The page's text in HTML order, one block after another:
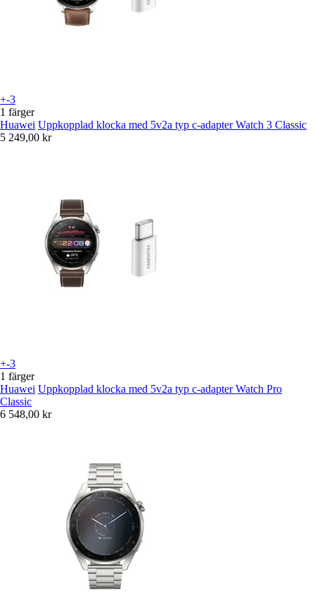
+-3
1 färger
Huawei Uppkopplad klocka med 5v2a typ c-adapter Watch 3 Classic
5 249,00 kr
+-3
1 färger
Huawei Uppkopplad klocka med 5v2a typ c-adapter Watch Pro
Classic
6 548,00 kr